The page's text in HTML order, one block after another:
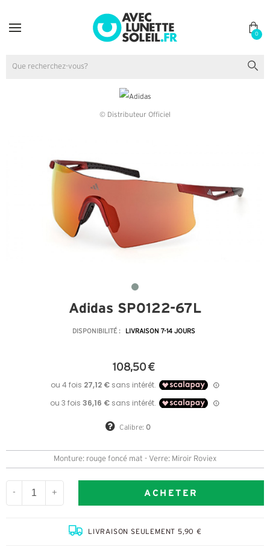
0
© Distributeur Officiel
Adidas SP0122-67L
DISPONIBILITÉ : LIVRAISON 7-14 JOURS
108,50 €
Calibre: 0
Monture: rouge foncé mat - Verre: Miroir Roviex
- + ACHETER
LIVRAISON SEULEMENT 5,90 €